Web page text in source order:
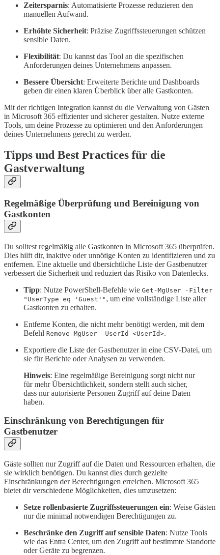
Zeitersparnis: Automatisierte Prozesse reduzieren den
manuellen Aufwand.
Erhöhte Sicherheit: Präzise Zugriffssteuerungen schützen
sensible Daten.
Flexibilität: Du kannst das Tool an die spezifischen
Anforderungen deines Unternehmens anpassen.
Bessere Übersicht: Erweiterte Berichte und Dashboards
geben dir einen klaren Überblick über alle Gastkonten.
Mit der richtigen Integration kannst du die Verwaltung von Gästen
in Microsoft 365 effizienter und sicherer gestalten. Nutze externe
Tools, um deine Prozesse zu optimieren und den Anforderungen
deines Unternehmens gerecht zu werden.
Tipps und Best Practices für die
Gastverwaltung
Regelmäßige Überprüfung und Bereinigung von
Gastkonten
Du solltest regelmäßig alle Gastkonten in Microsoft 365 überprüfen.
Dies hilft dir, inaktive oder unnötige Konten zu identifizieren und zu
entfernen. Eine aktuelle und übersichtliche Liste der Gastbenutzer
verbessert die Sicherheit und reduziert das Risiko von Datenlecks.
Tipp: Nutze PowerShell-Befehle wie Get-MgUser -Filter
"UserType eq 'Guest'" , um eine vollständige Liste aller
Gastkonten zu erhalten.
Entferne Konten, die nicht mehr benötigt werden, mit dem
Befehl Remove-MgUser -UserId <UserId>.
Exportiere die Liste der Gastbenutzer in eine CSV-Datei, um
sie für Berichte oder Analysen zu verwenden.
Hinweis: Eine regelmäßige Bereinigung sorgt nicht nur
für mehr Übersichtlichkeit, sondern stellt auch sicher,
dass nur autorisierte Personen Zugriff auf deine Daten
haben.
Einschränkung von Berechtigungen für
Gastbenutzer
Gäste sollten nur Zugriff auf die Daten und Ressourcen erhalten, die
sie wirklich benötigen. Du kannst dies durch gezielte
Einschränkungen der Berechtigungen erreichen. Microsoft 365
bietet dir verschiedene Möglichkeiten, dies umzusetzen:
Setze rollenbasierte Zugriffssteuerungen ein: Weise Gästen
nur die minimal notwendigen Berechtigungen zu.
Beschränke den Zugriff auf sensible Daten: Nutze Tools
wie das Entra Center, um den Zugriff auf bestimmte Standorte
oder Geräte zu begrenzen.